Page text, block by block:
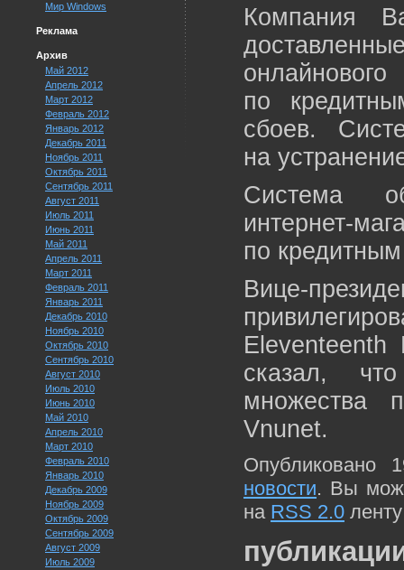
Мир Windows
Реклама
Архив
Май 2012
Апрель 2012
Март 2012
Февраль 2012
Январь 2012
Декабрь 2011
Ноябрь 2011
Октябрь 2011
Сентябрь 2011
Август 2011
Июль 2011
Июнь 2011
Май 2011
Апрель 2011
Март 2011
Февраль 2011
Январь 2011
Декабрь 2010
Ноябрь 2010
Октябрь 2010
Сентябрь 2010
Август 2010
Июль 2010
Июнь 2010
Май 2010
Апрель 2010
Март 2010
Февраль 2010
Январь 2010
Декабрь 2009
Ноябрь 2009
Октябрь 2009
Сентябрь 2009
Август 2009
Июль 2009
Компания
по
сбоев.
на
Система
интернет-
по
Вице-
сказал,
множества
Vnunet.
Опубликовано
новости. Вы
на RSS 2.0